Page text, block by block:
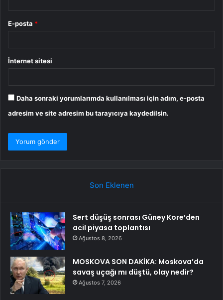
E-posta *
İnternet sitesi
Daha sonraki yorumlarımda kullanılması için adım, e-posta
adresim ve site adresim bu tarayıcıya kaydedilsin.
Son Eklenen
Sert düşüş sonrası Güney Kore’den
acil piyasa toplantısı
Ağustos 8, 2026
MOSKOVA SON DAKİKA: Moskova’da
savaş uçağı mı düştü, olay nedir?
Ağustos 7, 2026